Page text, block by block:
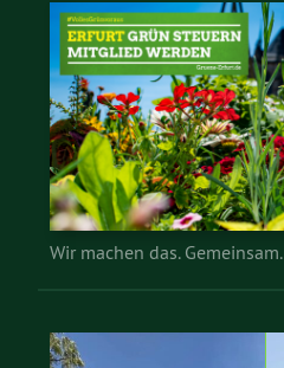
Wir machen das. Gemeinsam.